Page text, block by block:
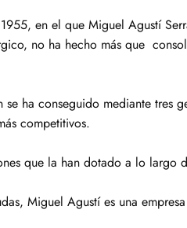
en el que Miguel Agustí
no ha hecho más que
se ha conseguido mediante tres
competitivos.
que la han dotado a lo
Miguel Agustí es una